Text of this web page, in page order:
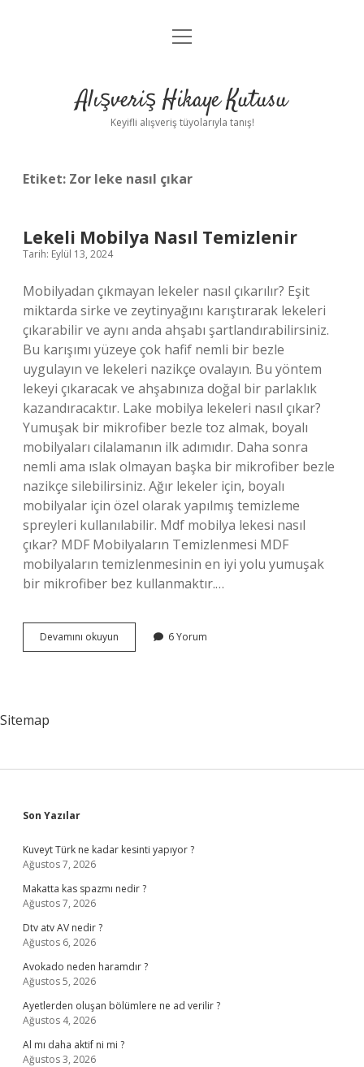
Anasayfa
Yasal Uyarı
menüyü
Alışveriş Hikaye Kutusu
Keyifli alışveriş tüyolarıyla tanış!
Etiket: Zor leke nasıl çıkar
Lekeli Mobilya Nasıl Temizlenir
Tarih: Eylül 13, 2024
Mobilyadan çıkmayan lekeler nasıl çıkarılır? Eşit
miktarda sirke ve zeytinyağını karıştırarak lekeleri
çıkarabilir ve aynı anda ahşabı şartlandırabilirsiniz.
Bu karışımı yüzeye çok hafif nemli bir bezle
uygulayın ve lekeleri nazikçe ovalayın. Bu yöntem
lekeyi çıkaracak ve ahşabınıza doğal bir parlaklık
kazandıracaktır. Lake mobilya lekeleri nasıl çıkar?
Yumuşak bir mikrofiber bezle toz almak, boyalı
mobilyaları cilalamanın ilk adımıdır. Daha sonra
nemli ama ıslak olmayan başka bir mikrofiber bezle
nazikçe silebilirsiniz. Ağır lekeler için, boyalı
mobilyalar için özel olarak yapılmış temizleme
spreyleri kullanılabilir. Mdf mobilya lekesi nasıl
çıkar? MDF Mobilyaların Temizlenmesi MDF
mobilyaların temizlenmesinin en iyi yolu yumuşak
bir mikrofiber bez kullanmaktır.…
Devamını okuyun
Mobilya
6 Yorum
Sitemap
Sidebar
Son Yazılar
Kuveyt Türk ne kadar kesinti yapıyor ?
Ağustos 7, 2026
Makatta kas spazmı nedir ?
Ağustos 7, 2026
Dtv atv AV nedir ?
Ağustos 6, 2026
Avokado neden haramdır ?
Ağustos 5, 2026
Ayetlerden oluşan bölümlere ne ad verilir ?
Ağustos 4, 2026
Al mı daha aktif ni mi ?
Ağustos 3, 2026